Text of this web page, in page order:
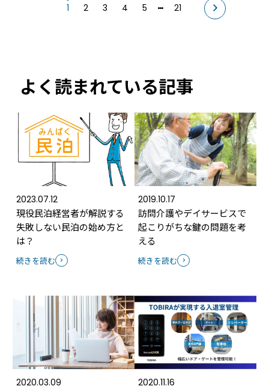
1 2 3 4 5 21
よく読まれている記事
2023.07.12
現役民泊経営者が解説する
失敗しない民泊の始め方と
は？
続きを読む
2019.10.17
訪問介護やデイサービスで
起こりがちな鍵の問題を考
える
続きを読む
2020.03.09 2020.11.16